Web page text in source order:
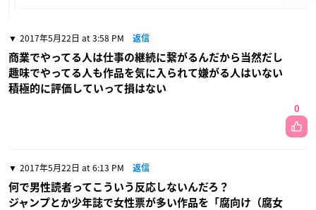
2017年5月22日 at 3:58 PM 返信
商業でやってる人は仕事の継続に繋がるんだから当然だし
趣味でやってる人も作品を気に入られて嫌がる人はいない
積極的に評価していって損はない
0
2017年5月22日 at 6:13 PM 返信
何で男性読者ってこういう反応しないんだろ？
ジャンプとか少年誌で女性票が多い作品を「腐向け（腐女